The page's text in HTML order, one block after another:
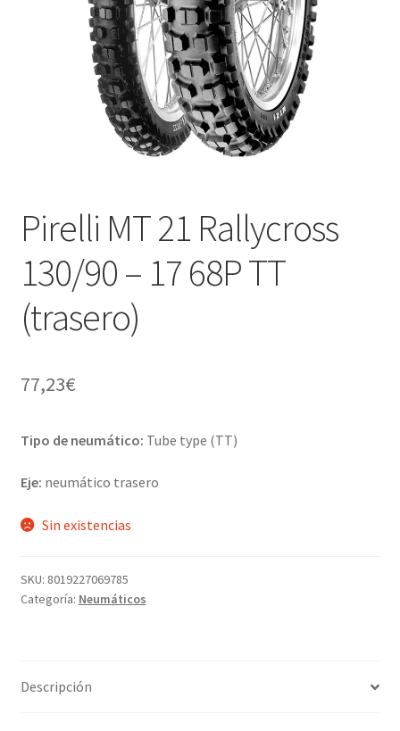
Pirelli MT 21 Rallycross
130/90 – 17 68P TT
(trasero)
77,23€
Tipo de neumático: Tube type (TT)
Eje: neumático trasero
Sin existencias
SKU: 8019227069785
Categoría: Neumáticos
Descripción